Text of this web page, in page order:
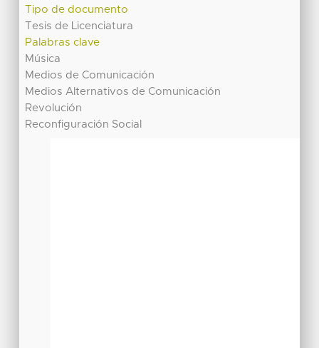
Tipo de documento
Tesis de Licenciatura
Palabras clave
Música
Medios de Comunicación
Medios Alternativos de Comunicación
Revolución
Reconfiguración Social